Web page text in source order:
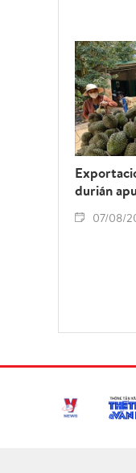
durián
07/08/